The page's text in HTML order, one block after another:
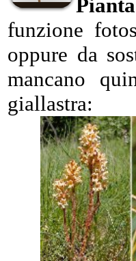
funzione
oppure da
mancano
giallastra: